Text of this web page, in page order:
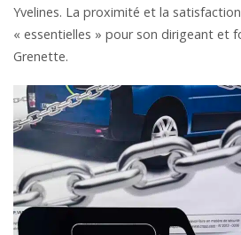
Yvelines. La proximité et la
« essentielles » pour son dirigeant et
Grenette.